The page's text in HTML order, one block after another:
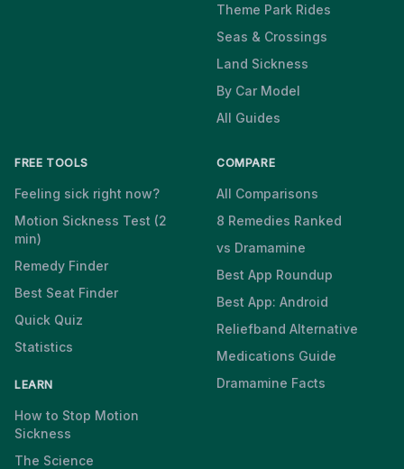
Theme Park Rides
Seas & Crossings
Land Sickness
By Car Model
All Guides
FREE TOOLS
Feeling sick right now?
Motion Sickness Test (2
min)
Remedy Finder
Best Seat Finder
Quick Quiz
Statistics
LEARN
How to Stop Motion
Sickness
The Science
COMPARE
All Comparisons
8 Remedies Ranked
vs Dramamine
Best App Roundup
Best App: Android
Reliefband Alternative
Medications Guide
Dramamine Facts